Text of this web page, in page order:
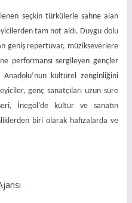
seçkin türkülerle sahne alan
tam not aldı. Duygu dolu
geniş repertuvar, müzikseverlere
performansı sergileyen gençler
kültürel zenginliğini
genç sanatçıları uzun süre
İnegöl’de kültür ve sanatın
biri olarak hafızalarda ve